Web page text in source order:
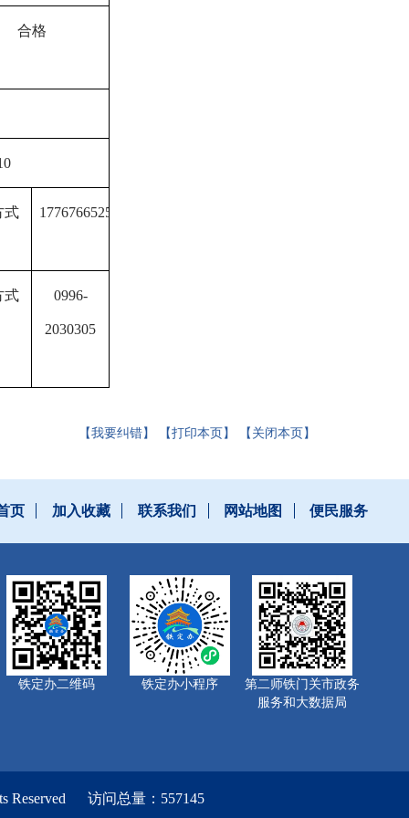
合格
式 17767665257
式 0996-
2030305
【我要纠错】 【打印本页】 【关闭本页】
页 加入收藏 联系我们 网站地图 便民服务
铁定办二维码 铁定办小程序
第二师铁门关市政务
服务和大数据局
Reserved 访问总量： 557145